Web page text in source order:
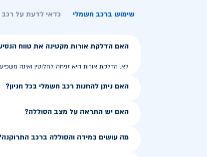
שימוש ברכב חשמלי כדאי לדעת על
האם הדלקת אורות מקטינה את טווח
לא. הדלקת אורות היא זניחה לחלוטין ואינה
האם ניתן להחנות רכב חשמלי בכל חניון?
האם יש התראה על מצב הסוללה?
מה עושים במידה והסוללה ברכב